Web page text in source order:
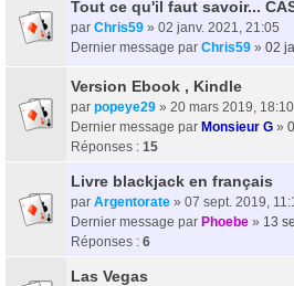
Tout ce qu'il faut savoir...
par Chris59 » 02 janv. 2021, 21:05
Dernier message par Chris59 » 02
Version Ebook , Kindle
par popeye29 » 20 mars 2019, 18:10
Dernier message par Monsieur G »
Réponses : 15
Livre blackjack en français
par Argentorate » 07 sept. 2019,
Dernier message par Phoebe » 13
Réponses : 6
Las Vegas